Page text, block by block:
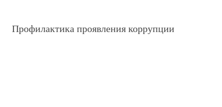
Профилактика проявления коррупции